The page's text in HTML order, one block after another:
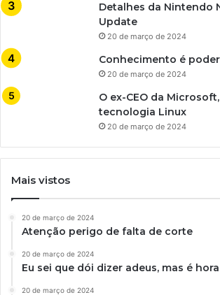
Detalhes da Nintendo
Update
20 de março de 2024
Conhecimento é poder
20 de março de 2024
O ex-CEO da
tecnologia Linux
20 de março de 2024
Mais vistos
20 de março de 2024
Atenção perigo de falta de corte
20 de março de 2024
Eu sei que dói dizer adeus, mas é
20 de março de 2024